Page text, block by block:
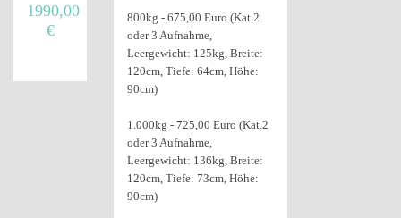
800kg - 675,00 Euro (Kat.2
oder 3 Aufnahme,
Leergewicht: 125kg, Breite:
120cm, Tiefe: 64cm, Höhe:
90cm)
1.000kg - 725,00 Euro (Kat.2
oder 3 Aufnahme,
Leergewicht: 136kg, Breite:
120cm, Tiefe: 73cm, Höhe:
90cm)
1990,00
€